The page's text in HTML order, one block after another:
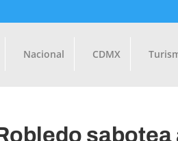
Nacional CDMX
sabotea